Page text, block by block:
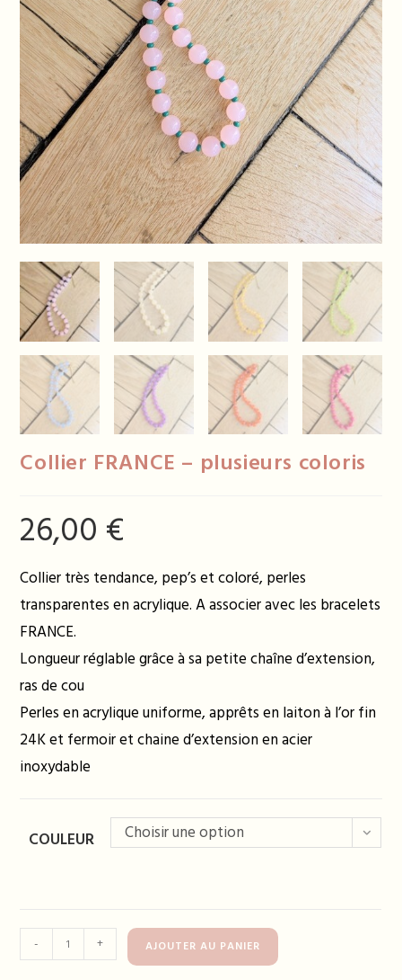
Collier FRANCE – plusieurs coloris
26,00 €
Collier très tendance, pep’s et coloré, perles
transparentes en acrylique. A associer avec les bracelets
FRANCE.
Longueur réglable grâce à sa petite chaîne d’extension,
ras de cou
Perles en acrylique uniforme, apprêts en laiton à l’or fin
24K et fermoir et chaine d’extension en acier
inoxydable
COULEUR Choisir une option
de
- + AJOUTER AU PANIER